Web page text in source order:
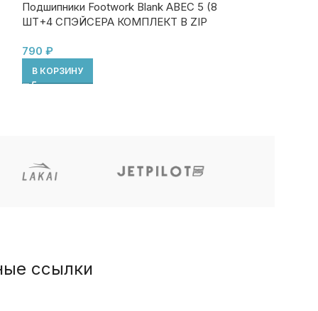
Подшипники Footwork Blank ABEC 5 (8
ШТ+4 СПЭЙСЕРА КОМПЛЕКТ В ZIP
790 ₽
В КОРЗИНУ
ссылки